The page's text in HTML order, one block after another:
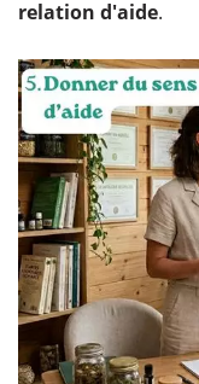
relation d'aide.